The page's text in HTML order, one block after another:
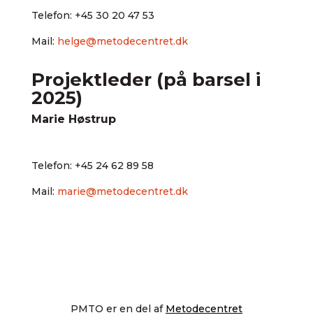
Telefon: +45 30 20 47 53
Mail: helge@metodecentret.dk
Projektleder (på barsel i
2025)
Marie Høstrup
Telefon: +45 24 62 89 58
Mail: marie@metodecentret.dk
PMTO er en del af Metodecentret